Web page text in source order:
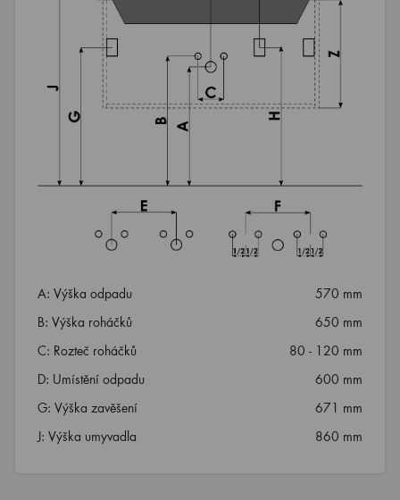
A: Výška odpadu
570 mm
B: Výška roháčků
650 mm
C: Rozteč roháčků
80 - 120 mm
D: Umístění odpadu
600 mm
G: Výška zavěšení
671 mm
J: Výška umyvadla
860 mm